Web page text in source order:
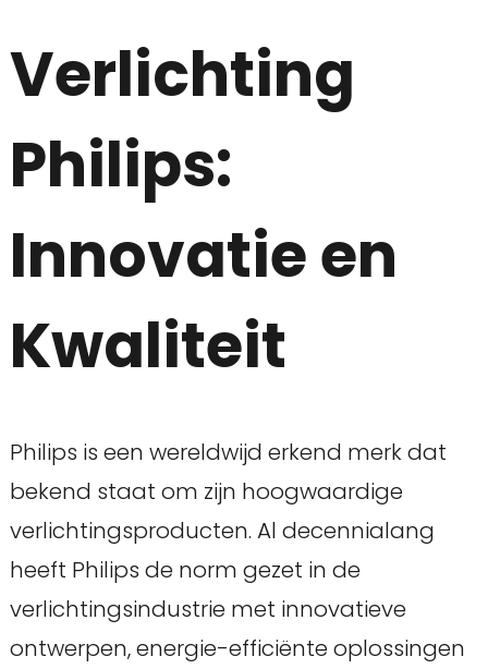
Verlichting
Philips:
Innovatie en
Kwaliteit
Philips is een wereldwijd erkend merk dat
bekend staat om zijn hoogwaardige
verlichtingsproducten. Al decennialang
heeft Philips de norm gezet in de
verlichtingsindustrie met innovatieve
ontwerpen, energie-efficiënte oplossingen